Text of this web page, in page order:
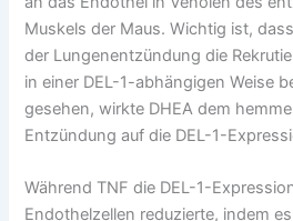
Muskels der Maus. Wichtig ist,
der Lungenentzündung die
in einer DEL-1-abhängigen Weise
gesehen, wirkte DHEA dem
Entzündung auf die DEL-1-
Während TNF die DEL-1-
Endothelzellen reduzierte, indem